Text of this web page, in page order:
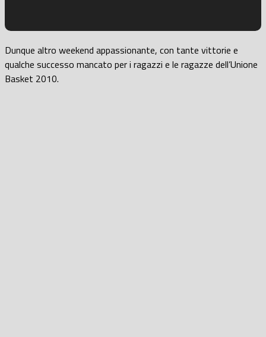
Dunque altro weekend appassionante, con tante vittorie e
qualche successo mancato per i ragazzi e le ragazze dell’Unione
Basket 2010.